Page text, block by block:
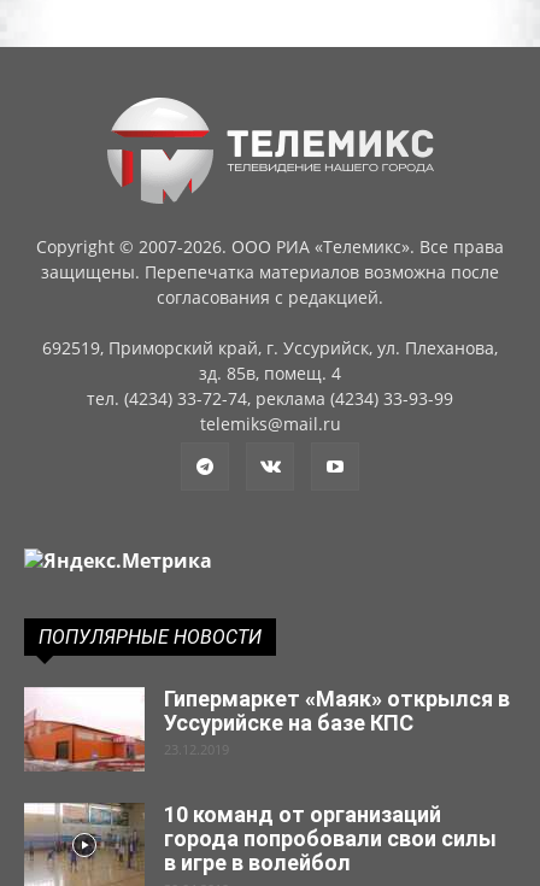
Copyright © 2007-2026. ООО РИА «Телемикс». Все права
защищены. Перепечатка материалов возможна после
согласования с редакцией.
692519, Приморский край, г. Уссурийск, ул. Плеханова,
зд. 85в, помещ. 4
тел. (4234) 33-72-74, реклама (4234) 33-93-99
telemiks@mail.ru
ПОПУЛЯРНЫЕ НОВОСТИ
Гипермаркет «Маяк» открылся в
Уссурийске на базе КПС
23.12.2019
10 команд от организаций
города попробовали свои силы
в игре в волейбол